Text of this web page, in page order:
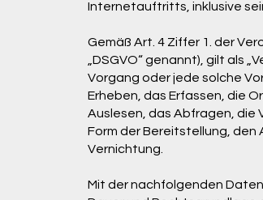
Internetauftritts, inklusive
Gemäß Art. 4 Ziffer 1. der
„DSGVO“ genannt), gilt als
Vorgang oder jede solche
Erheben, das Erfassen, die
Auslesen, das Abfragen, die
Form der Bereitstellung, den
Vernichtung.
Mit der nachfolgenden